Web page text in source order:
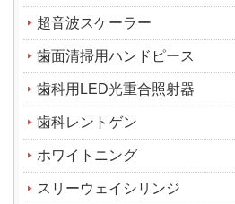
超音波スケーラー
歯面清掃用ハンドピース
歯科用LED光重合照射器
歯科レントゲン
ホワイトニング
スリーウェイシリンジ